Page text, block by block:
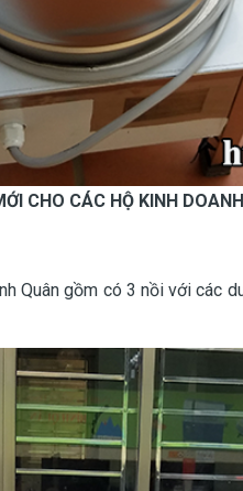
CHO CÁC HỘ KINH DOANH
Quân gồm có 3 nồi với các